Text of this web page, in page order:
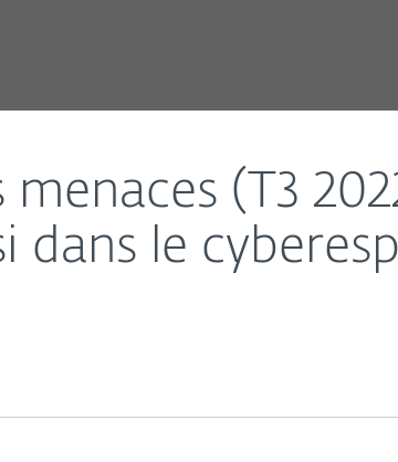
menaces (T3
dans le
déroule aussi dans le cyberespace